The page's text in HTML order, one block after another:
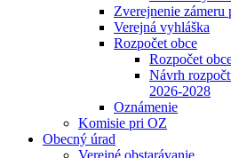
Zverejnenie zámeru
Verejná vyhláška
Rozpočet obce
Rozpočet
Návrh
2026-2028
Oznámenie
Komisie pri OZ
Obecný úrad
Verejné obstarávanie